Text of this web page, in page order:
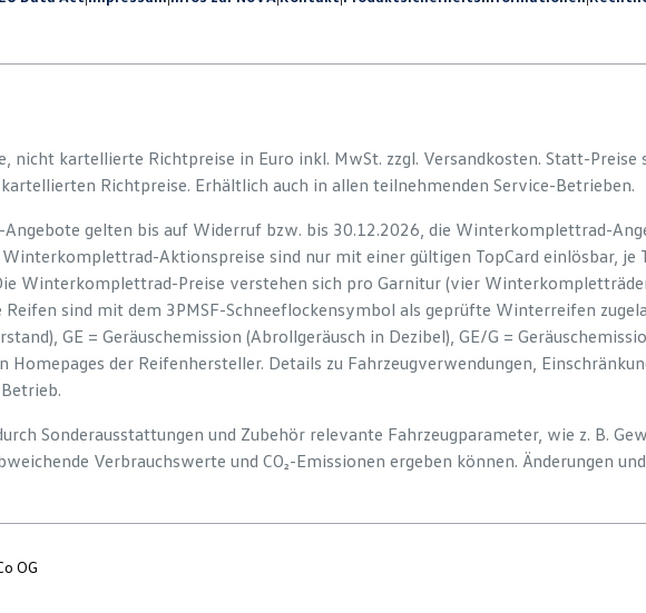
nicht kartellierte Richtpreise in Euro inkl. MwSt. zzgl. Versandkosten. Statt-
Richtpreise. Erhältlich auch in allen teilnehmenden Service-Betrieben.
Angebote gelten bis auf Widerruf bzw. bis 30.12.2026, die Winterkomplettrad-
Aktionspreise sind nur mit einer gültigen TopCard einlösbar,
Winterkomplettrad-Preise verstehen sich pro Garnitur (vier
Reifen sind mit dem 3PMSF-Schneeflockensymbol als geprüfte Winterreifen
GE = Geräuschemission (Abrollgeräusch in Dezibel), GE/G =
Homepages der Reifenhersteller. Details zu Fahrzeugverwendungen,
Sonderausstattungen und Zubehör relevante Fahrzeugparameter, wie z. B.
Verbrauchswerte und CO₂-Emissionen ergeben können. Änderungen
OG